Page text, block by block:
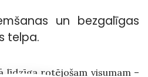
un bezgalīgas
telpa.
līdzīga rotējošam visumam –